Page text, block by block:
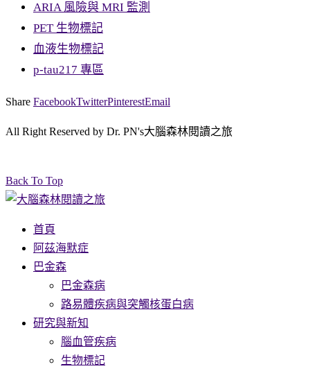
ARIA 風險與 MRI 監測
PET 生物標記
血液生物標記
p-tau217 專區
Share FacebookTwitterPinterestEmail
All Right Reserved by Dr. PN's大腦森林閱讀之旅
Back To Top
首頁
阿茲海默症
巴金森
巴金森病
路易體疾病與突觸核蛋白病
研究與新知
腦血管疾病
生物標記